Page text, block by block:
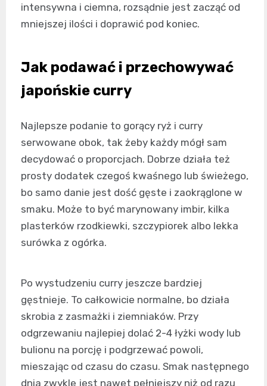
intensywna i ciemna, rozsądnie jest zacząć od
mniejszej ilości i doprawić pod koniec.
Jak podawać i przechowywać
japońskie curry
Najlepsze podanie to gorący ryż i curry
serwowane obok, tak żeby każdy mógł sam
decydować o proporcjach. Dobrze działa też
prosty dodatek czegoś kwaśnego lub świeżego,
bo samo danie jest dość gęste i zaokrąglone w
smaku. Może to być marynowany imbir, kilka
plasterków rzodkiewki, szczypiorek albo lekka
surówka z ogórka.
Po wystudzeniu curry jeszcze bardziej
gęstnieje. To całkowicie normalne, bo działa
skrobia z zasmażki i ziemniaków. Przy
odgrzewaniu najlepiej dolać 2-4 łyżki wody lub
bulionu na porcję i podgrzewać powoli,
mieszając od czasu do czasu. Smak następnego
dnia zwykle jest nawet pełniejszy niż od razu